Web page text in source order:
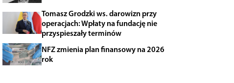
Tomasz Grodzki ws. darowizn przy
operacjach: Wpłaty na fundację nie
przyspieszały terminów
NFZ zmienia plan finansowy na 2026
rok